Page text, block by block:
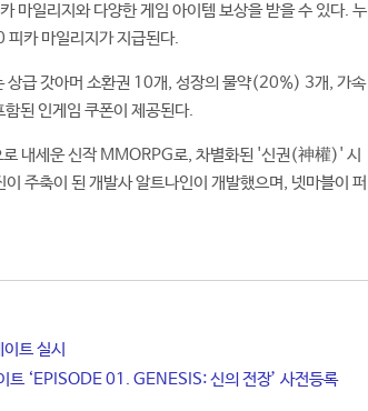
일리지와 다양한 게임 아이템 보상을 받을 수 있다. 누
카 마일리지가 지급된다.
상급 갓아머 소환권 10개, 성장의 물약(20%) 3개, 가속
된 인게임 쿠폰이 제공된다.
내세운 신작 MMORPG로, 차별화된 '신권(神權)' 시
주축이 된 개발사 알트나인이 개발했으며, 넷마블이 퍼
트 실시
‘EPISODE 01. GENESIS: 신의 전장’ 사전등록